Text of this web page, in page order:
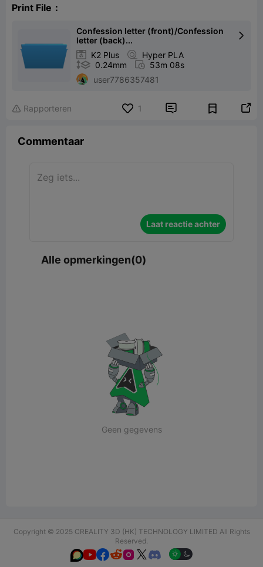
Print File：
Confession letter (front)/Confession
letter (back)...

 K2 Plus  Hyper PLA
 0.24mm  53m 08s
user7786357481
 Rapporteren 1  
Commentaar
Laat reactie achter
Alle opmerkingen(0)
Geen gegevens
Copyright © 2025 CREALITY 3D (HK) TECHNOLOGY LIMITED All Rights
Reserved.
  